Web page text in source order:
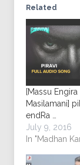
Related
[Massu Engira
Masilamani]
endRa …
July 9, 2016
In "Madhan